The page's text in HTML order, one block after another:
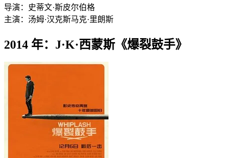
导演：
史蒂文·斯皮尔伯格
主演： 汤姆·汉克斯马克·里朗斯
2014 年：J·K·西蒙斯《爆裂鼓手》